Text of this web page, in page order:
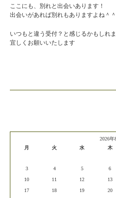
ここにも、別れと出会いあります！
出会いがあれば別れもありますよね＾＾
いつもと違う受付？と感じるかもしれ
宜しくお願いいたします
2026年
月
火 水 木
3
4 5 6
10
11 12 13
17
18 19 20